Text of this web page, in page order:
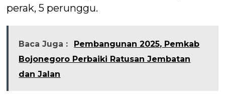
perak, 5 perunggu.
Baca Juga :
Pembangunan 2025, Pemkab
Bojonegoro Perbaiki Ratusan Jembatan
dan Jalan